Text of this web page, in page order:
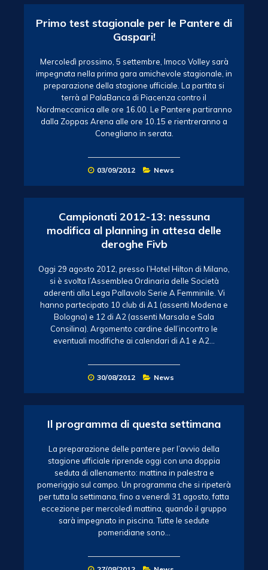
Primo test stagionale per le Pantere di
Gaspari!
Mercoledì prossimo, 5 settembre, Imoco Volley sarà
impegnata nella prima gara amichevole stagionale, in
preparazione della stagione ufficiale. La partita si
terrà al PalaBanca di Piacenza contro il
Nordmeccanica alle ore 16.00. Le Pantere partiranno
dalla Zoppas Arena alle ore 10.15 e rientreranno a
Conegliano in serata.
03/09/2012 News
Campionati 2012-13: nessuna
modifica al planning in attesa delle
deroghe Fivb
Oggi 29 agosto 2012, presso l’Hotel Hilton di Milano,
si è svolta l’Assemblea Ordinaria delle Società
aderenti alla Lega Pallavolo Serie A Femminile. Vi
hanno partecipato 10 club di A1 (assenti Modena e
Bologna) e 12 di A2 (assenti Marsala e Sala
Consilina). Argomento cardine dell’incontro le
eventuali modifiche ai calendari di A1 e A2…
30/08/2012 News
Il programma di questa settimana
La preparazione delle pantere per l’avvio della
stagione ufficiale riprende oggi con una doppia
seduta di allenamento: mattina in palestra e
pomeriggio sul campo. Un programma che si ripeterà
per tutta la settimana, fino a venerdì 31 agosto, fatta
eccezione per mercoledì mattina, quando il gruppo
sarà impegnato in piscina. Tutte le sedute
pomeridiane sono…